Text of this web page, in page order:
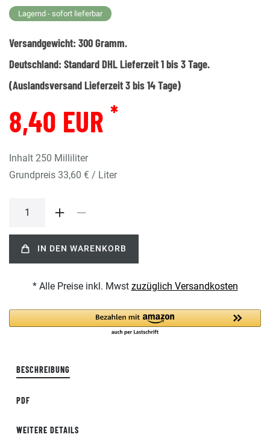
Lagernd - sofort lieferbar
Versandgewicht: 300Gramm.
Deutschland: Standard DHL Lieferzeit 1 bis 3 Tage.
(Auslandsversand Lieferzeit 3 bis 14 Tage)
8,40 EUR *
Inhalt 250 Milliliter
Grundpreis 33,60 € / Liter
IN DEN WARENKORB
* Alle Preise inkl. Mwst zuzüglich Versandkosten
BESCHREIBUNG
PDF
WEITERE DETAILS